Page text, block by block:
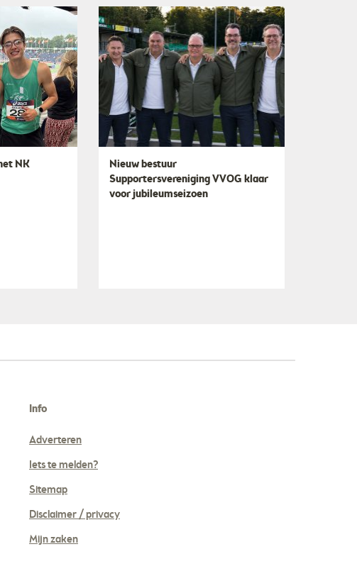
NK
Nieuw bestuur
Supportersvereniging VVOG klaar
voor jubileumseizoen
Info
Adverteren
Iets te melden?
Sitemap
Disclaimer / privacy
Mijn zaken